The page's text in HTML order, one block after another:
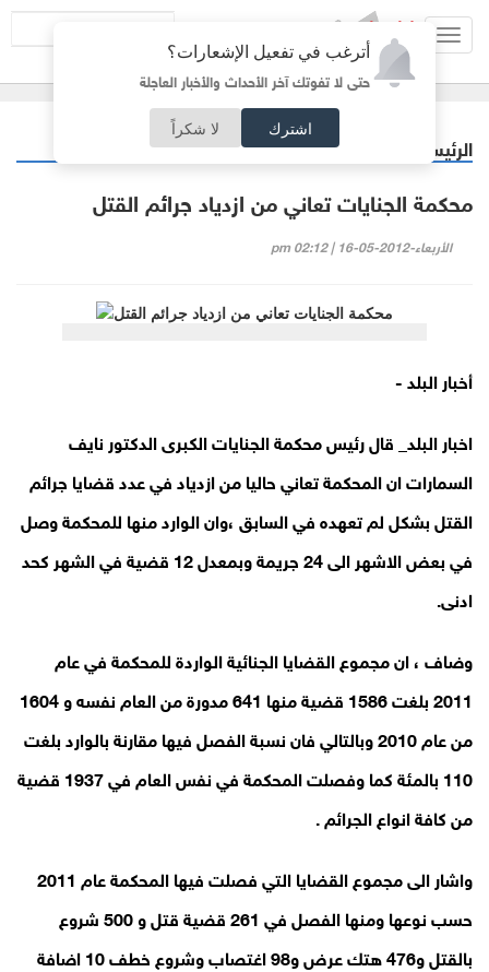
أترغب في تفعيل الإشعارات؟
حتى لا تفوتك آخر الأحداث والأخبار العاجلة
اشترك لا شكراً
الرئيسية
محكمة الجنايات تعاني من ازدياد جرائم القتل
الأربعاء-2012-05-16 | 02:12 pm
أخبار البلد -
اخبار البلد_ قال رئيس محكمة الجنايات الكبرى الدكتور نايف
السمارات ان المحكمة تعاني حاليا من ازدياد في عدد قضايا جرائم
القتل بشكل لم تعهده في السابق ،وان الوارد منها للمحكمة وصل
في بعض الاشهر الى 24 جريمة وبمعدل 12 قضية في الشهر كحد
ادنى.
وضاف ، ان مجموع القضايا الجنائية الواردة للمحكمة في عام
2011 بلغت 1586 قضية منها 641 مدورة من العام نفسه و 1604
من عام 2010 وبالتالي فان نسبة الفصل فيها مقارنة بالوارد بلغت
110 بالمئة كما وفصلت المحكمة في نفس العام في 1937 قضية
من كافة انواع الجرائم .
واشار الى مجموع القضايا التي فصلت فيها المحكمة عام 2011
حسب نوعها ومنها الفصل في 261 قضية قتل و 500 شروع
بالقتل و476 هتك عرض و98 اغتصاب وشروع خطف 10 اضافة